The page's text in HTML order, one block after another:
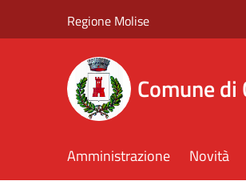
Regione Molise
Comune di
Amministrazione Novità